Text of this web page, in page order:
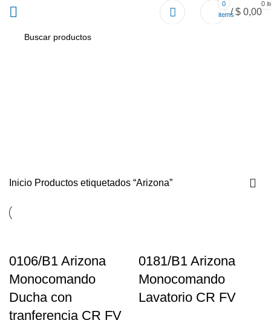
0
items
0
/ $ 0,00
Inicio Productos etiquetados “Arizona”
0106/B1 Arizona
Monocomando
Ducha con
tranferencia CR FV
0181/B1 Arizona
Monocomando
Lavatorio CR FV